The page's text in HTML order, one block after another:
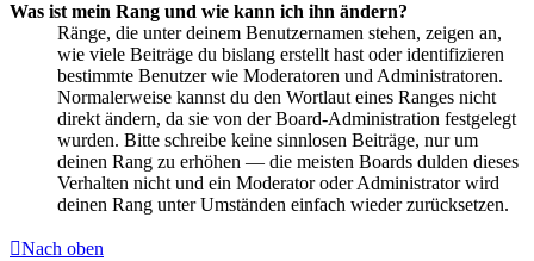
Was ist mein Rang und wie kann ich ihn ändern?
Ränge, die unter deinem Benutzernamen stehen, zeigen an,
wie viele Beiträge du bislang erstellt hast oder identifizieren
bestimmte Benutzer wie Moderatoren und Administratoren.
Normalerweise kannst du den Wortlaut eines Ranges nicht
direkt ändern, da sie von der Board-Administration festgelegt
wurden. Bitte schreibe keine sinnlosen Beiträge, nur um
deinen Rang zu erhöhen — die meisten Boards dulden dieses
Verhalten nicht und ein Moderator oder Administrator wird
deinen Rang unter Umständen einfach wieder zurücksetzen.
Nach oben